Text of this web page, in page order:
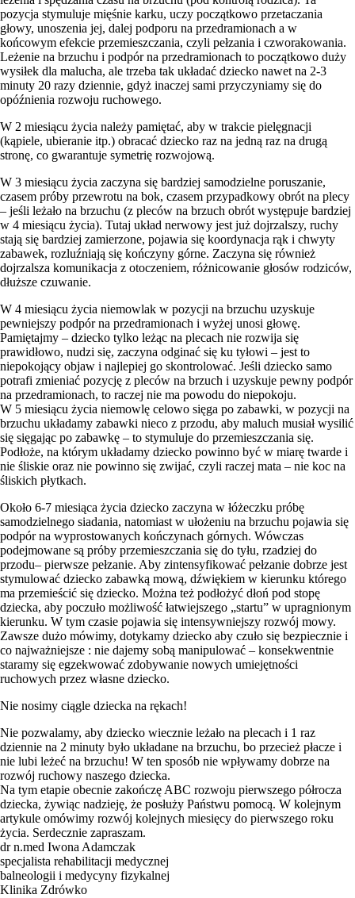
pozycja stymuluje mięśnie karku, uczy początkowo przetaczania
głowy, unoszenia jej, dalej podporu na przedramionach a w
końcowym efekcie przemieszczania, czyli pełzania i czworakowania.
Leżenie na brzuchu i podpór na przedramionach to początkowo duży
wysiłek dla malucha, ale trzeba tak układać dziecko nawet na 2-3
minuty 20 razy dziennie, gdyż inaczej sami przyczyniamy się do
opóźnienia rozwoju ruchowego.
W 2 miesiącu życia należy pamiętać, aby w trakcie pielęgnacji
(kąpiele, ubieranie itp.) obracać dziecko raz na jedną raz na drugą
stronę, co gwarantuje symetrię rozwojową.
W 3 miesiącu życia zaczyna się bardziej samodzielne poruszanie,
czasem próby przewrotu na bok, czasem przypadkowy obrót na plecy
– jeśli leżało na brzuchu (z pleców na brzuch obrót występuje bardziej
w 4 miesiącu życia). Tutaj układ nerwowy jest już dojrzalszy, ruchy
stają się bardziej zamierzone, pojawia się koordynacja rąk i chwyty
zabawek, rozluźniają się kończyny górne. Zaczyna się również
dojrzalsza komunikacja z otoczeniem, różnicowanie głosów rodziców,
dłuższe czuwanie.
W 4 miesiącu życia niemowlak w pozycji na brzuchu uzyskuje
pewniejszy podpór na przedramionach i wyżej unosi głowę.
Pamiętajmy – dziecko tylko leżąc na plecach nie rozwija się
prawidłowo, nudzi się, zaczyna odginać się ku tyłowi – jest to
niepokojący objaw i najlepiej go skontrolować. Jeśli dziecko samo
potrafi zmieniać pozycję z pleców na brzuch i uzyskuje pewny podpór
na przedramionach, to raczej nie ma powodu do niepokoju.
W 5 miesiącu życia niemowlę celowo sięga po zabawki, w pozycji na
brzuchu układamy zabawki nieco z przodu, aby maluch musiał wysilić
się sięgając po zabawkę – to stymuluje do przemieszczania się.
Podłoże, na którym układamy dziecko powinno być w miarę twarde i
nie śliskie oraz nie powinno się zwijać, czyli raczej mata – nie koc na
śliskich płytkach.
Około 6-7 miesiąca życia dziecko zaczyna w łóżeczku próbę
samodzielnego siadania, natomiast w ułożeniu na brzuchu pojawia się
podpór na wyprostowanych kończynach górnych. Wówczas
podejmowane są próby przemieszczania się do tyłu, rzadziej do
przodu– pierwsze pełzanie. Aby zintensyfikować pełzanie dobrze jest
stymulować dziecko zabawką mową, dźwiękiem w kierunku którego
ma przemieścić się dziecko. Można też podłożyć dłoń pod stopę
dziecka, aby poczuło możliwość łatwiejszego „startu” w upragnionym
kierunku. W tym czasie pojawia się intensywniejszy rozwój mowy.
Zawsze dużo mówimy, dotykamy dziecko aby czuło się bezpiecznie i
co najważniejsze : nie dajemy sobą manipulować – konsekwentnie
staramy się egzekwować zdobywanie nowych umiejętności
ruchowych przez własne dziecko.
Nie nosimy ciągle dziecka na rękach!
Nie pozwalamy, aby dziecko wiecznie leżało na plecach i 1 raz
dziennie na 2 minuty było układane na brzuchu, bo przecież płacze i
nie lubi leżeć na brzuchu! W ten sposób nie wpływamy dobrze na
rozwój ruchowy naszego dziecka.
Na tym etapie obecnie zakończę ABC rozwoju pierwszego półrocza
dziecka, żywiąc nadzieję, że posłuży Państwu pomocą. W kolejnym
artykule omówimy rozwój kolejnych miesięcy do pierwszego roku
życia. Serdecznie zapraszam.
dr n.med Iwona Adamczak
specjalista rehabilitacji medycznej
balneologii i medycyny fizykalnej
Klinika Zdrówko